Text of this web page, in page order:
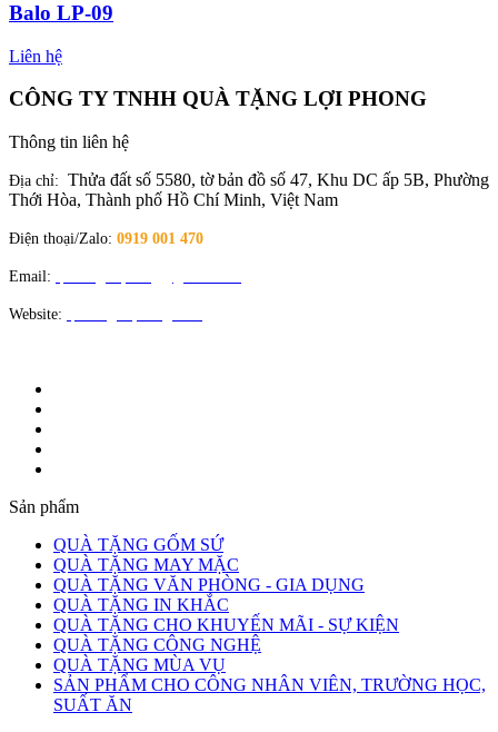
Balo LP-09
Liên hệ
CÔNG TY TNHH QUÀ TẶNG LỢI PHONG
Thông tin liên hệ
Địa chỉ: Thửa đất số 5580, tờ bản đồ số 47, Khu DC ấp 5B, Phường
Thới Hòa, Thành phố Hồ Chí Minh, Việt Nam
Điện thoại/Zalo: 0919 001 470
Email:
Website:
Sản phẩm
QUÀ TẶNG GỐM SỨ
QUÀ TẶNG MAY MẶC
QUÀ TẶNG VĂN PHÒNG - GIA DỤNG
QUÀ TẶNG IN KHẮC
QUÀ TẶNG CHO KHUYẾN MÃI - SỰ KIỆN
QUÀ TẶNG CÔNG NGHỆ
QUÀ TẶNG MÙA VỤ
SẢN PHẨM CHO CÔNG NHÂN VIÊN, TRƯỜNG HỌC,
SUẤT ĂN